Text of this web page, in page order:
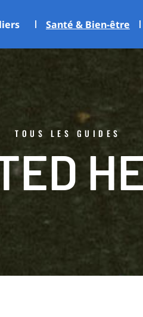
Santé & Bien-être
TOUS LES GUIDES